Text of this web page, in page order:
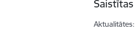
Aktualitātes: